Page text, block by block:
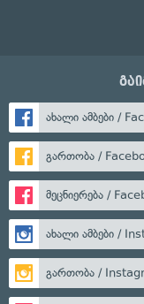
ახალი ამბები /
გართობა /
მეცნიერება /
ახალი ამბები /
გართობა /